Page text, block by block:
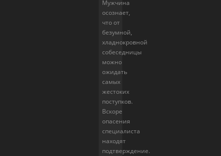
Мужчина
осознает,
что от
безумной,
хладнокровной
собеседницы
можно
ожидать
самых
жестоких
поступков.
Вскоре
опасения
специалиста
находят
подтверждение.